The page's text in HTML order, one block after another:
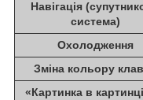
Навігація
система)
Охолодження
Зміна кольору
«Картинка в